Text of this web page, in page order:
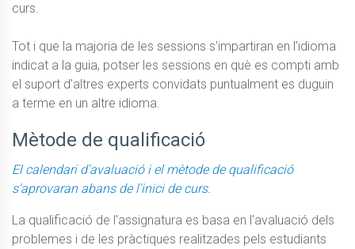
curs.
Tot i que la majoria de les sessions s'impartiran en l'idioma
indicat a la guia, potser les sessions en què es compti amb
el suport d'altres experts convidats puntualment es duguin
Mètode de qualificació
El calendari d'avaluació i el mètode de qualificació
s'aprovaran abans de l'inici de curs.
La qualificació de l'assignatura es basa en l'avaluació dels
problemes i de les pràctiques realitzades pels estudiants